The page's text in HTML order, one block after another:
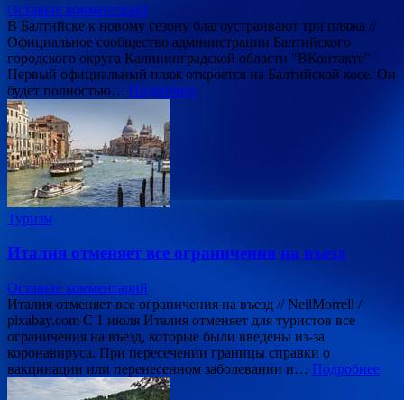
Оставьте комментарий
В Балтийске к новому сезону благоустраивают три пляжа //
Официальное сообщество администрации Балтийского
городского округа Калининградской области "ВКонтакте"
Первый официальный пляж откроется на Балтийской косе. Он
будет полностью… Подробнее
Туризм
Италия отменяет все ограничения на въезд
Оставьте комментарий
Италия отменяет все ограничения на въезд // NeilMorrell /
pixabay.com С 1 июля Италия отменяет для туристов все
ограничения на въезд, которые были введены из-за
коронавируса. При пересечении границы справки о
вакцинации или перенесенном заболевании и… Подробнее